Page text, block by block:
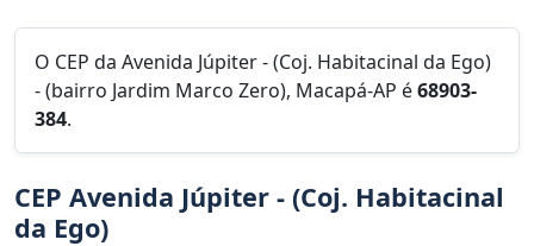
O CEP da Avenida Júpiter - (Coj. Habitacinal da Ego)
- (bairro Jardim Marco Zero), Macapá-AP é68903-
384.
CEP Avenida Júpiter - (Coj. Habitacinal
da Ego)